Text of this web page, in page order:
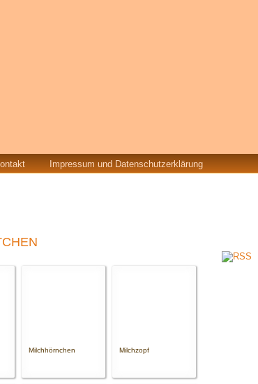
Impressum und Datenschutzerklärung
Milchhörnchen Milchzopf